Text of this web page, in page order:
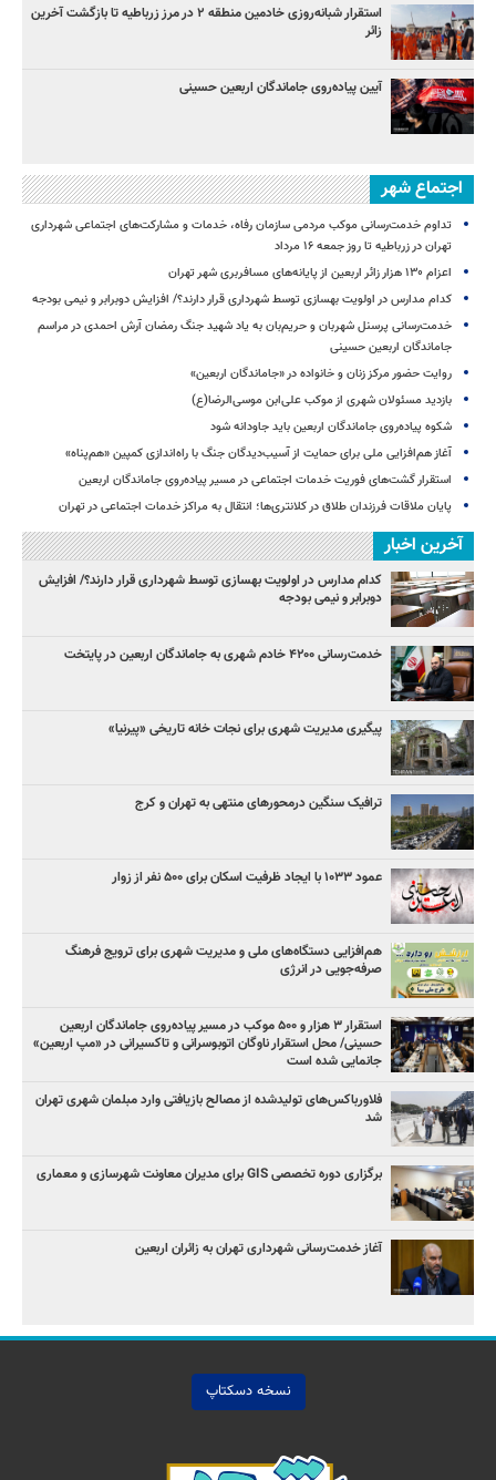
استقرار شبانه‌روزی خادمین منطقه ۲ در مرز زرباطیه تا بازگشت آخرین
زائر
آیین پیاده‌روی جاماندگان اربعین حسینی
اجتماع شهر
تداوم خدمت‌رسانی موکب مردمی سازمان رفاه، خدمات و مشارکت‌های اجتماعی شهرداری
تهران در زرباطیه تا روز جمعه ۱۶ مرداد
اعزام ۱۳۰ هزار زائر اربعین از پایانه‌های مسافربری شهر تهران
کدام مدارس در اولویت بهسازی توسط شهرداری قرار دارند؟/ افزایش دوبرابر و نیمی بودجه
خدمت‌رسانی پرسنل شهربان و حریم‌بان به یاد شهید جنگ رمضان آرش احمدی در مراسم
جاماندگان اربعین حسینی
روایت حضور مرکز زنان و خانواده در «جاماندگان اربعین»
بازدید مسئولان شهری از موکب علی‌ابن موسی‌الرضا(ع)
شکوه پیاده‌روی جاماندگان اربعین باید جاودانه شود
آغاز هم‌افزایی ملی برای حمایت از آسیب‌دیدگان جنگ با راه‌اندازی کمپین «هم‌پناه»
استقرار گشت‌های فوریت خدمات اجتماعی در مسیر پیاده‌روی جاماندگان اربعین
پایان ملاقات فرزندان طلاق در کلانتری‌ها؛ انتقال به مراکز خدمات اجتماعی در تهران
آخرین اخبار
کدام مدارس در اولویت بهسازی توسط شهرداری قرار دارند؟/ افزایش
دوبرابر و نیمی بودجه
خدمت‌رسانی ۴۲۰۰ خادم شهری به جاماندگان اربعین در پایتخت
پیگیری مدیریت شهری برای نجات خانه تاریخی «پیرنیا»
ترافیک سنگین درمحورهای منتهی به تهران و کرج
عمود ۱۰۳۳ با ایجاد ظرفیت اسکان برای ۵۰۰ نفر از زوار
هم‌افزایی دستگاه‌های ملی و مدیریت شهری برای ترویج فرهنگ
صرفه‌جویی در انرژی
استقرار ۳ هزار و ۵۰۰ موکب در مسیر پیاده‌روی جاماندگان اربعین
حسینی/ محل استقرار ناوگان اتوبوسرانی و تاکسیرانی در «مپ اربعین»
جانمایی شده است
فلاورباکس‌های تولیدشده از مصالح بازیافتی وارد مبلمان شهری تهران
شد
برگزاری دوره تخصصی GIS برای مدیران معاونت شهرسازی و معماری
آغاز خدمت‌رسانی شهرداری تهران به زائران اربعین
نسخه دسکتاپ